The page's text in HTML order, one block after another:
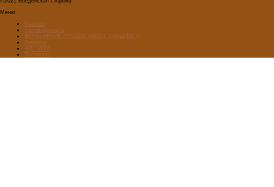
Меню
Главная
Архив журнала
ФОНД-АРХИВ ЛУЧШИХ РАБОТ УЧАЩИХСЯ
Проекты
ART WEB
Партнеры